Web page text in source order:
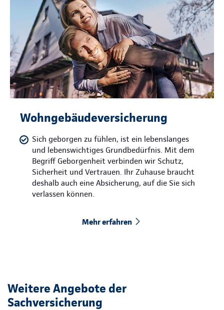
Wohngebäudeversicherung
Sich geborgen zu fühlen, ist ein lebenslanges
und lebenswichtiges Grundbedürfnis. Mit dem
Begriff Geborgenheit verbinden wir Schutz,
Sicherheit und Vertrauen. Ihr Zuhause braucht
deshalb auch eine Absicherung, auf die Sie sich
verlassen können.
Mehr erfahren
Weitere Angebote der
Sachversicherung